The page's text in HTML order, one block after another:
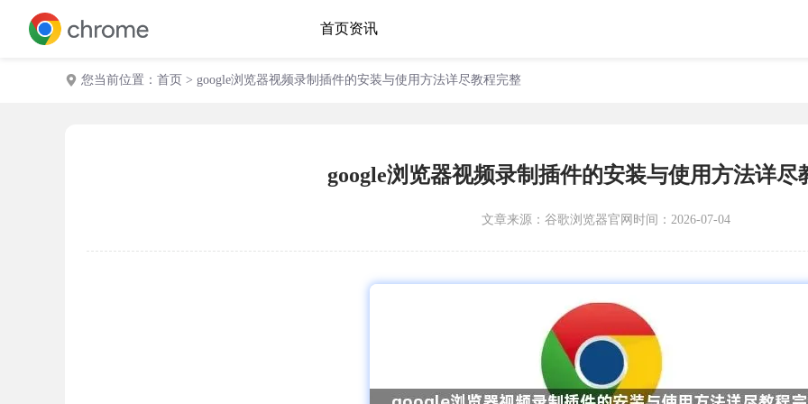
首页资讯
您当前位置： 首页 > google浏览器视频录制插件的安装与使用方法详尽教程完整
google浏览器视频录制插件的安装与使用方法详尽
文章来源： 谷歌浏览器官网 时间：2026-07-04